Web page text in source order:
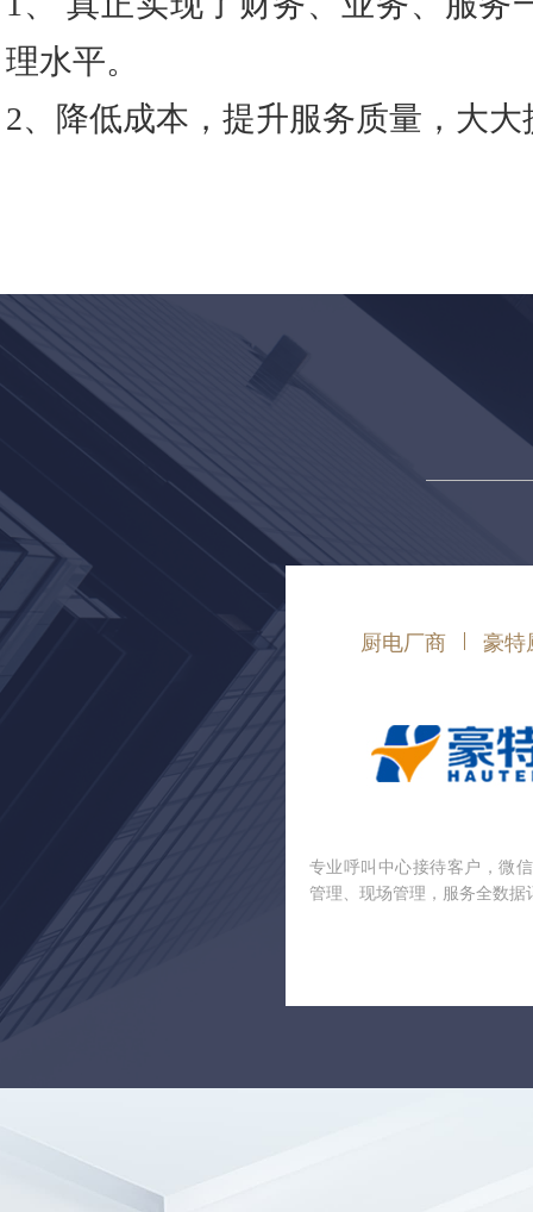
理水平。
2、降低成本，提升服务质量，大
厨电厂商 豪特
专业呼叫中心接待客户，微
管理、现场管理，服务全数据